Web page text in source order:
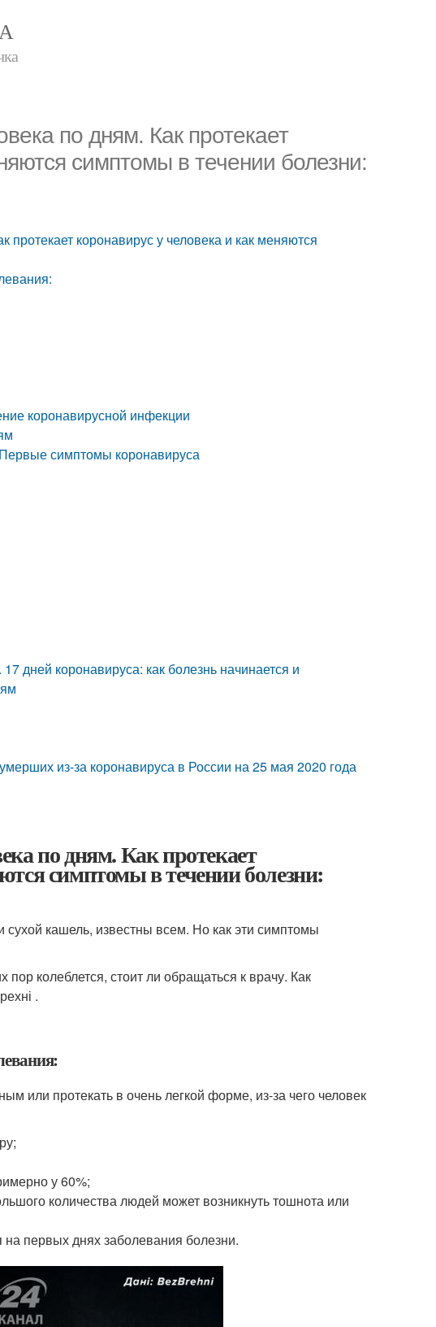
по дням. Как протекает
симптомы в течении болезни:
протекает коронавирус у человека и как меняются
коронавирусной инфекции
симптомы коронавируса
дней коронавируса: как болезнь начинается и
из-за коронавируса в России на 25 мая 2020 года
по дням. Как протекает
симптомы в течении болезни:
кашель, известны всем. Но как эти симптомы
колеблется, стоит ли обращаться к врачу. Как
.
или протекать в очень легкой форме, из-за чего человек
у 60%;
количества людей может возникнуть тошнота или
первых днях заболевания болезни.